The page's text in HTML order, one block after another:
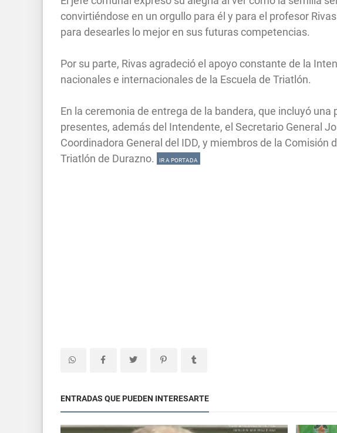
convirtiéndose en un orgullo para él y para el profesor
para desearles lo mejor en sus futuras competencias.
Por su parte, Rivas agradeció el apoyo constante de la
nacionales e internacionales de la Escuela de Triatlón.
En la ceremonia de entrega de la bandera, que incluyó
presentes, además del Intendente, el Secretario General
Coordinadora General del IDD, y miembros de la Comisión
Triatlón de Durazno.
IR A PORTADA
ENTRADAS QUE PUEDEN INTERESARTE